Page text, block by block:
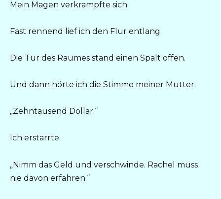
Mein Magen verkrampfte sich.
Fast rennend lief ich den Flur entlang.
Die Tür des Raumes stand einen Spalt offen.
Und dann hörte ich die Stimme meiner Mutter.
„Zehntausend Dollar.“
Ich erstarrte.
„Nimm das Geld und verschwinde. Rachel muss
nie davon erfahren.“